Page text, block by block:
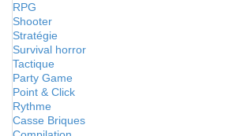
RPG
Shooter
Stratégie
Survival horror
Tactique
Party Game
Point & Click
Rythme
Casse Briques